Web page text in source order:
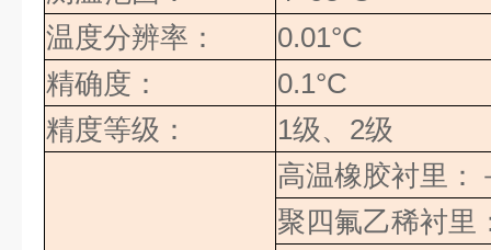
温度分辨率：
0.01°C
精确度：
0.1°C
精度等级：
1级、 2级
高温橡胶衬里：
聚四氟乙稀衬里